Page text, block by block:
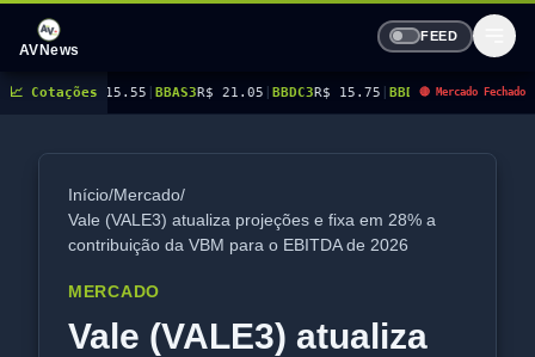
AVNews
FEED
📈 Cotações
15.55|BBAS3R$ 21.05|BBDC3R$ 15.75|BBDC4R$ 18.05| BBSE3R$ 41.67
🔴 Mercado Fechado
Início/Mercado/
Vale (VALE3) atualiza projeções e fixa em 28% a
contribuição da VBM para o EBITDA de 2026
MERCADO
Vale (VALE3) atualiza